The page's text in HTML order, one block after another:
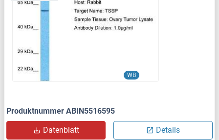
WB
Produktnummer ABIN5516595
Datenblatt Details